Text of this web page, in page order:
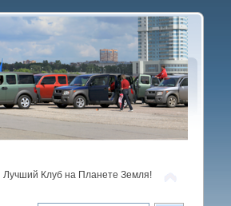
Лучший Клуб на Планете Земля!